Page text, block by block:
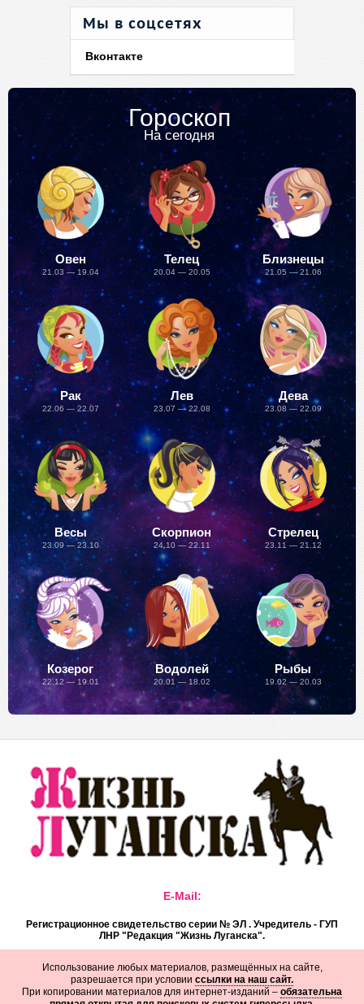
Мы в соцсетях
Вконтакте
Гороскоп
На сегодня
Овен
21.03 — 19.04
Телец
20.04 — 20.05
Близнецы
21.05 — 21.06
Рак
22.06 — 22.07
Лев
23.07 — 22.08
Дева
23.08 — 22.09
Весы
23.09 — 23.10
Скорпион
24.10 — 22.11
Стрелец
23.11 — 21.12
Козерог
22.12 — 19.01
Водолей
20.01 — 18.02
Рыбы
19.02 — 20.03
E-Mail:
Регистрационное свидетельство серии № ЭЛ . Учредитель - ГУП
ЛНР "Редакция "Жизнь Луганска".
Использование любых материалов, размещённых на сайте,
разрешается при условии ссылки на наш сайт.
При копировании материалов для интернет-изданий – обязательна